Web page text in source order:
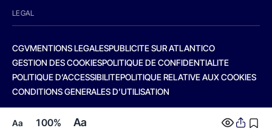
Aa 100% Aa
LEGAL
CGVMENTIONS LEGALESPUBLICITE SUR ATLANTICO
GESTION DES COOKIESPOLITIQUE DE CONFIDENTIALITE
POLITIQUE D’ACCESSIBILITEPOLITIQUE RELATIVE AUX COOKIES
CONDITIONS GENERALES D’UTILISATION